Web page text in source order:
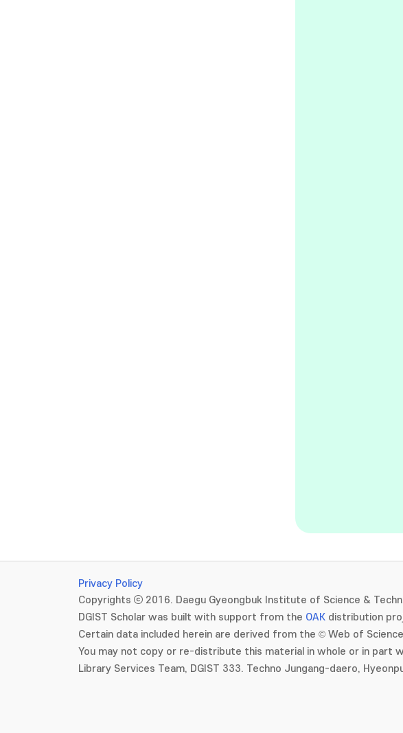
Privacy Policy
Copyrights ⓒ 2016. Daegu Gyeongbuk Institute of Science &
DGIST Scholar was built with support from the OAK distribution
Certain data included herein are derived from the © Web of
You may not copy or re-distribute this material in whole or in
Library Services Team, DGIST 333. Techno Jungang-daero,